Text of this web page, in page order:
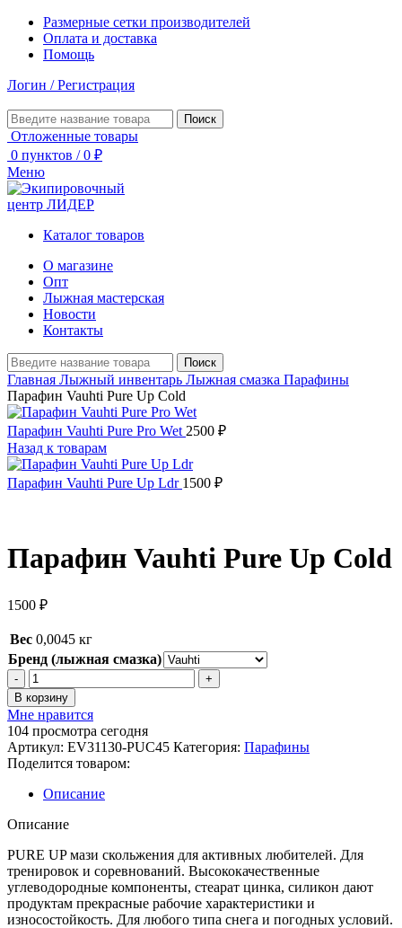
Размерные сетки производителей
Оплата и доставка
Помощь
Логин / Регистрация
Поиск
Отложенные товары
0 пунктов / 0 ₽
Меню
Каталог товаров
О магазине
Опт
Лыжная мастерская
Новости
Контакты
Поиск
Главная Лыжный инвентарь Лыжная смазка Парафины
Парафин Vauhti Pure Up Cold
Парафин Vauhti Pure Pro Wet 2500 ₽
Назад к товарам
Парафин Vauhti Pure Up Ldr 1500 ₽
Парафин Vauhti Pure Up Cold
1500 ₽
Вес 0,0045 кг
Бренд (лыжная смазка)
Количество
товара
Парафин
Vauhti
Pure
Up
Cold
В корзину
Мне нравится
104 просмотра сегодня
Артикул: EV31130-PUC45 Категория: Парафины
Поделится товаром:
Описание
Описание
PURE UP мази скольжения для активных любителей. Для
тренировок и соревнований. Высококачественные
углеводородные компоненты, стеарат цинка, силикон дают
продуктам прекрасные рабочие характеристики и
износостойкость. Для любого типа снега и погодных условий.